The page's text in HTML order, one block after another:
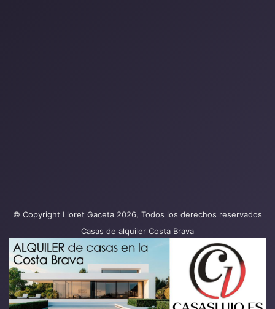
© Copyright Lloret Gaceta 2026, Todos los derechos reservados
Casas de alquiler Costa Brava